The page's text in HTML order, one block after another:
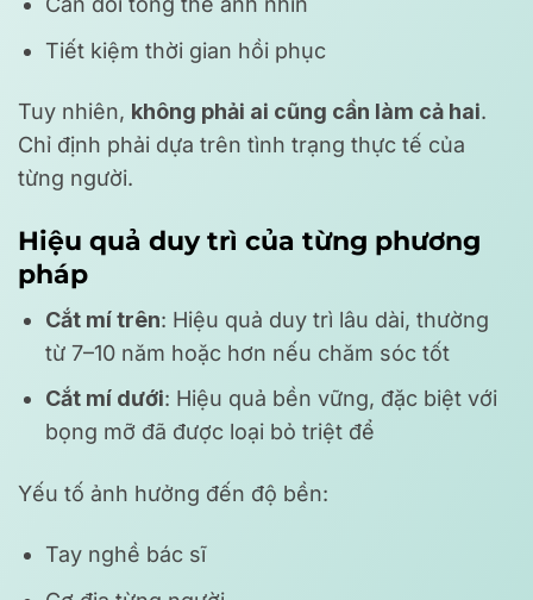
Tiết kiệm thời gian hồi phục
Tuy nhiên, không phải ai cũng cần làm cả hai.
Chỉ định phải dựa trên tình trạng thực tế của
từng người.
Hiệu quả duy trì của từng phương
pháp
Cắt mí trên: Hiệu quả duy trì lâu dài, thường
từ 7–10 năm hoặc hơn nếu chăm sóc tốt
Cắt mí dưới: Hiệu quả bền vững, đặc biệt với
bọng mỡ đã được loại bỏ triệt để
Yếu tố ảnh hưởng đến độ bền:
Tay nghề bác sĩ